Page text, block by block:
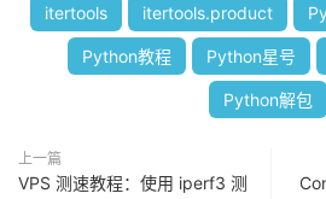
itertools itertools.product
Python教程 Python星号
Python解包
上一篇
VPS 测速教程：使用 iperf3 测